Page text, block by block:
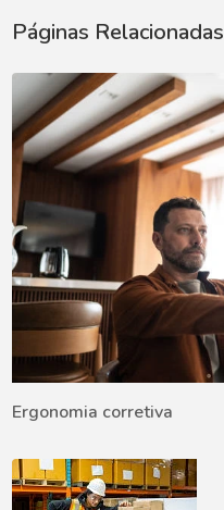
Páginas Relacionadas
Ergonomia corretiva